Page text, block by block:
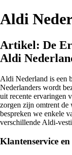
Aldi
Artikel: De
Aldi
Aldi Nederland is een
Nederlanders wordt
uit recente ervaringen
zorgen zijn omtrent
bespreken we enkele
verschillende Aldi-
Klantenservice en